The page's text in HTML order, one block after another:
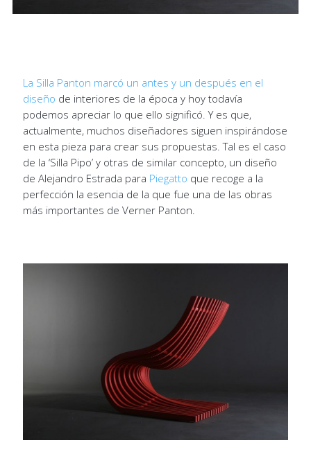
La Silla Panton marcó un antes y un después en el
diseño de interiores de la época y hoy todavía
podemos apreciar lo que ello significó. Y es que,
actualmente, muchos diseñadores siguen inspirándose
en esta pieza para crear sus propuestas. Tal es el caso
de la ‘Silla Pipo’ y otras de similar concepto, un diseño
de Alejandro Estrada para Piegatto que recoge a la
perfección la esencia de la que fue una de las obras
más importantes de Verner Panton.